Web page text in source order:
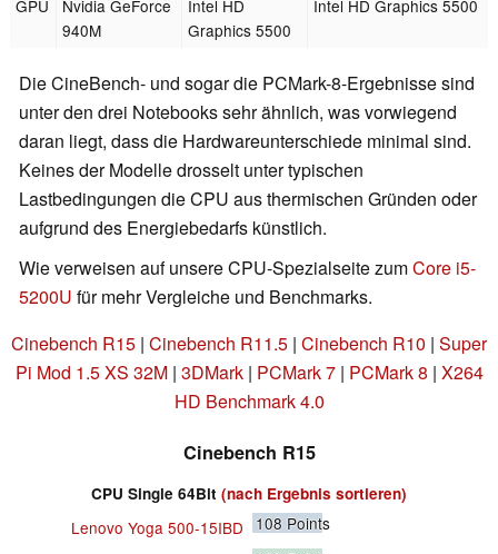
GPU
Nvidia GeForce
940M
Intel HD
Graphics 5500
Intel HD Graphics 5500
Die CineBench- und sogar die PCMark-8-Ergebnisse sind
unter den drei Notebooks sehr ähnlich, was vorwiegend
daran liegt, dass die Hardwareunterschiede minimal sind.
Keines der Modelle drosselt unter typischen
Lastbedingungen die CPU aus thermischen Gründen oder
aufgrund des Energiebedarfs künstlich.
Wie verweisen auf unsere CPU-Spezialseite zumCore i5-
5200U für mehr Vergleiche und Benchmarks.
Cinebench R15 | Cinebench R11.5 | Cinebench R10 | Super
Pi Mod 1.5 XS 32M| 3DMark| PCMark 7| PCMark 8 | X264
HD Benchmark 4.0
Cinebench R15
CPU Single 64Bit (nach Ergebnis sortieren)
Lenovo Yoga 500-15IBD 108 Points